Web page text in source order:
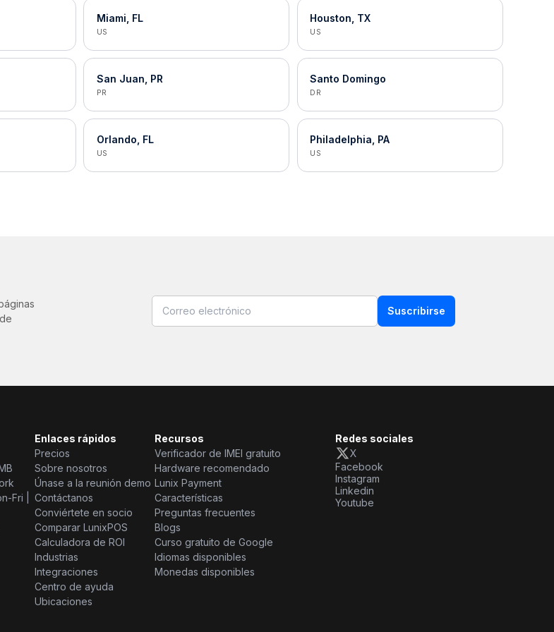
Miami, FL
US
Houston, TX
US
San Juan, PR
PR
Santo Domingo
DR
Orlando, FL
US
Philadelphia, PA
US
Suscribirse
Fri |
Enlaces rápidos
Precios
Sobre nosotros
Únase a la reunión demo
Contáctanos
Conviértete en socio
Comparar LunixPOS
Calculadora de ROI
Industrias
Integraciones
Centro de ayuda
Ubicaciones
Recursos
Verificador de IMEI gratuito
Hardware recomendado
Lunix Payment
Características
Preguntas frecuentes
Blogs
Curso gratuito de Google
Idiomas disponibles
Monedas disponibles
Redes sociales
X
Facebook
Instagram
Linkedin
Youtube